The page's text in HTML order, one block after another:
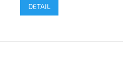
DETAIL